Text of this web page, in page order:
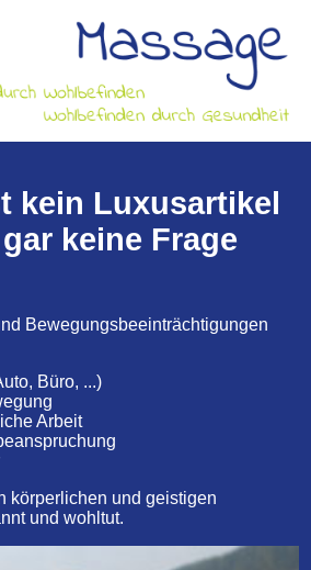
kein Luxusartikel
keine Frage
Bewegungsbeeinträchtigungen
Büro, ...)
Arbeit
körperlichen und geistigen
und wohltut.